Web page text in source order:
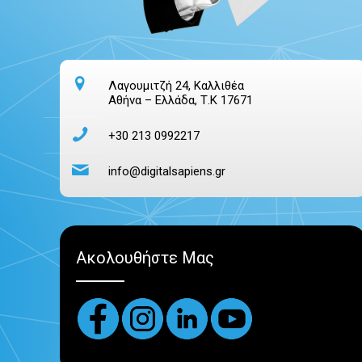
Λαγουμιτζή 24, Καλλιθέα
Αθήνα – Ελλάδα, Τ.Κ 17671
+30 213 0992217
info@digitalsapiens.gr
Ακολουθήστε Μας